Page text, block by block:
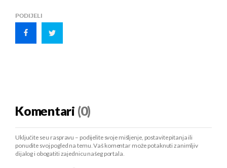
PODIJELI
Komentari (0)
Uključite se u raspravu – podijelite svoje mišljenje, postavite pitanja ili
ponudite svoj pogled na temu. Vaš komentar može potaknuti zanimljiv
dijalog i obogatiti zajednicu našeg portala.